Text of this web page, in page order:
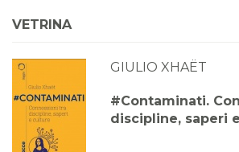
2024
Anno XVI, Numero 2
2024
Anno XVI, Numero 1
2024
VETRINA
GIULIO XHAËT
#Contaminati.
discipline, saperi